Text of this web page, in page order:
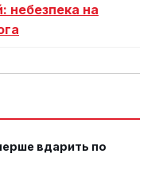
небезпека на
вдарить по